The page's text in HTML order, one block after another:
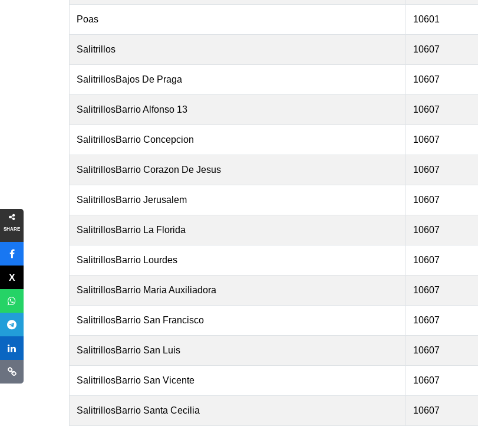
SHARE
Poas 10601
Salitrillos 10607
SalitrillosBajos De Praga 10607
SalitrillosBarrio Alfonso 13 10607
SalitrillosBarrio Concepcion 10607
SalitrillosBarrio Corazon De Jesus 10607
SalitrillosBarrio Jerusalem 10607
SalitrillosBarrio La Florida 10607
SalitrillosBarrio Lourdes 10607
SalitrillosBarrio Maria Auxiliadora 10607
SalitrillosBarrio San Francisco 10607
SalitrillosBarrio San Luis 10607
SalitrillosBarrio San Vicente 10607
SalitrillosBarrio Santa Cecilia 10607